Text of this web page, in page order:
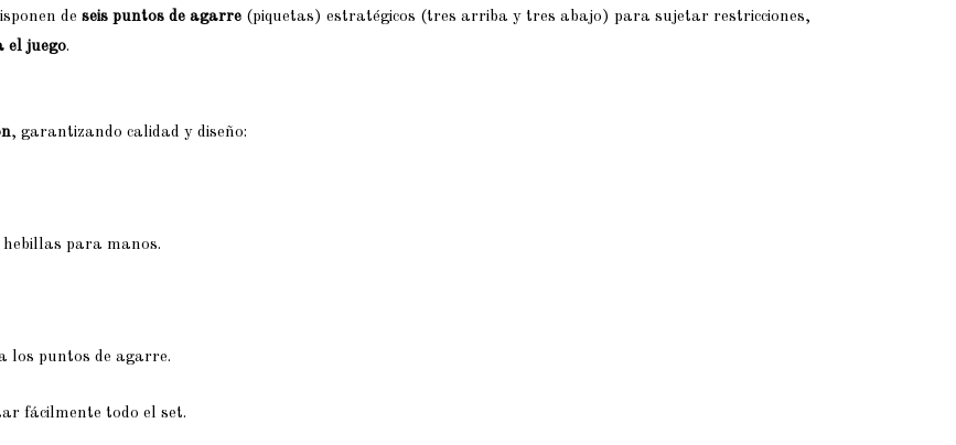
de seis puntos de agarre (piquetas) estratégicos (tres arriba y tres abajo) para sujetar restricciones,
el juego.
, garantizando calidad y diseño:
hebillas para manos.
los puntos de agarre.
fácilmente todo el set.